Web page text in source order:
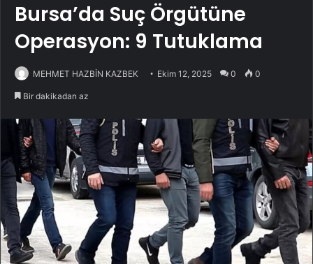
Bursa’da Suç Örgütüne
Operasyon: 9 Tutuklama
MEHMET HAZBİN KAZBEK Ekim 12, 2025 0 0
Bir dakikadan az